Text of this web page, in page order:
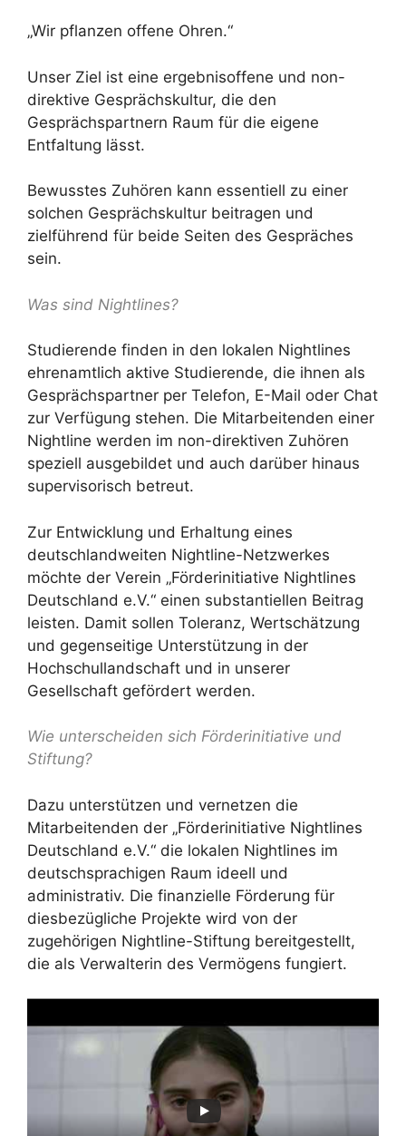
„Wir pflanzen offene Ohren.“
Unser Ziel ist eine ergebnisoffene und non-
direktive Gesprächskultur, die den
Gesprächspartnern Raum für die eigene
Entfaltung lässt.
Bewusstes Zuhören kann essentiell zu einer
solchen Gesprächskultur beitragen und
zielführend für beide Seiten des Gespräches
sein.
Was sind Nightlines?
Studierende finden in den lokalen Nightlines
ehrenamtlich aktive Studierende, die ihnen als
Gesprächspartner per Telefon, E-Mail oder Chat
zur Verfügung stehen. Die Mitarbeitenden einer
Nightline werden im non-direktiven Zuhören
speziell ausgebildet und auch darüber hinaus
supervisorisch betreut.
Zur Entwicklung und Erhaltung eines
deutschlandweiten Nightline-Netzwerkes
möchte der Verein „Förderinitiative Nightlines
Deutschland e.V.“ einen substantiellen Beitrag
leisten. Damit sollen Toleranz, Wertschätzung
und gegenseitige Unterstützung in der
Hochschullandschaft und in unserer
Gesellschaft gefördert werden.
Wie unterscheiden sich Förderinitiative und
Stiftung?
Dazu unterstützen und vernetzen die
Mitarbeitenden der „Förderinitiative Nightlines
Deutschland e.V.“ die lokalen Nightlines im
deutschsprachigen Raum ideell und
administrativ. Die finanzielle Förderung für
diesbezügliche Projekte wird von der
zugehörigen Nightline-Stiftung bereitgestellt,
die als Verwalterin des Vermögens fungiert.